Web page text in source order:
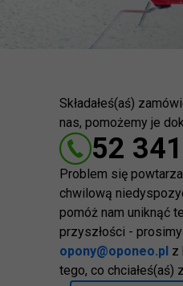
Składałeś(aś)
nas, pomożemy je
52
Problem się
chwilową
pomóż nam uniknąć
przyszłości -
opony@oponeo.pl z
tego, co chciałeś(aś)